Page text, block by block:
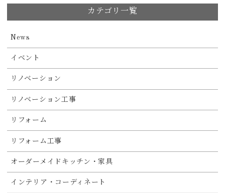
カテゴリ一覧
News
イベント
リノベーション
リノベーション工事
リフォーム
リフォーム工事
オーダーメイドキッチン・家具
インテリア・コーディネート